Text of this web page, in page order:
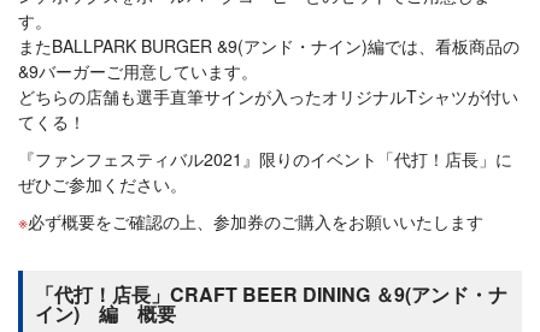
す。
またBALLPARK BURGER &9(アンド・ナイン)編では、看板商品の
&9バーガーご用意しています。
どちらの店舗も選手直筆サインが入ったオリジナルTシャツが付い
てくる！
『ファンフェスティバル2021』限りのイベント「代打！店長」に
ぜひご参加ください。
必ず概要をご確認の上、参加券のご購入をお願いいたします
「代打！店長」CRAFT BEER DINING ＆9(アンド・ナ
イン) 編 概要